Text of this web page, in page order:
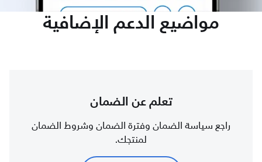
مواضيع الدعم الإضافية
تعلم عن الضمان
راجع سياسة الضمان وفترة الضمان وشروط الضمان
لمنتجك.